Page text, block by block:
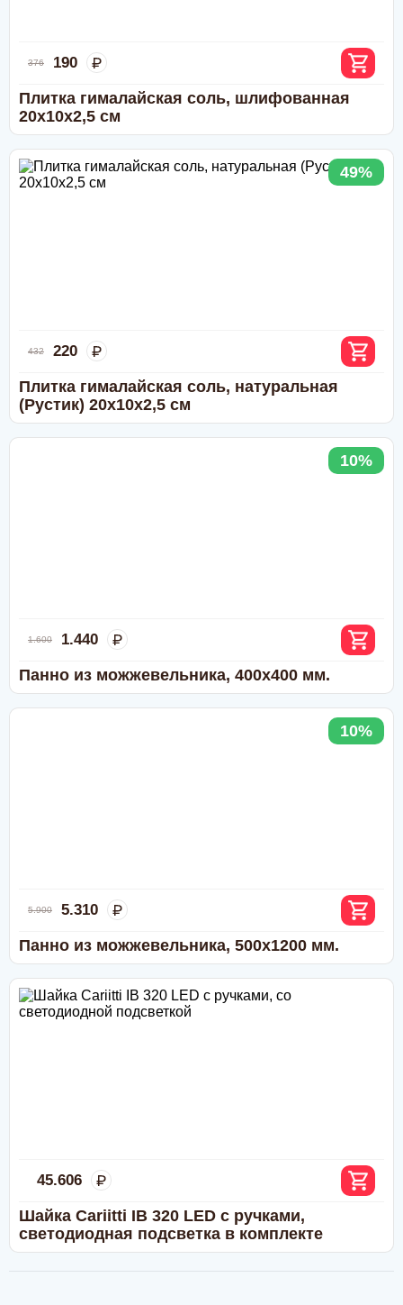
376 190
Плитка гималайская соль, шлифованная
20х10х2,5 см
49%
432 220
Плитка гималайская соль, натуральная
(Рустик) 20х10х2,5 см
10%
1.600 1.440
Панно из можжевельника, 400х400 мм.
10%
5.900 5.310
Панно из можжевельника, 500х1200 мм.
45.606
Шайка Cariitti IB 320 LED с ручками,
светодиодная подсветка в комплекте